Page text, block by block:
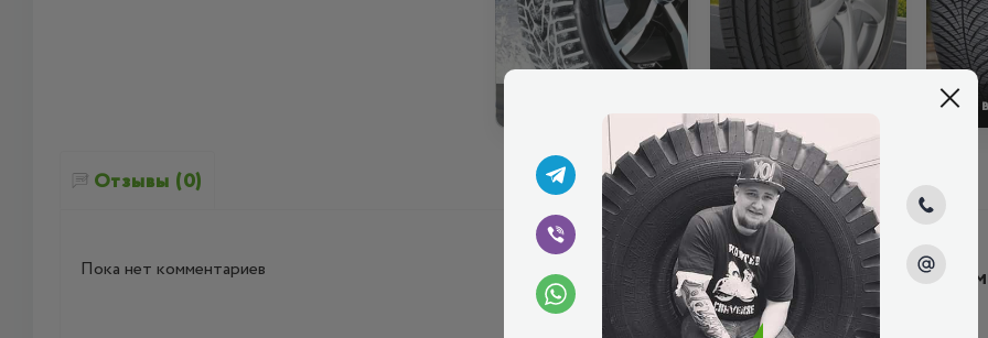
Отзывы (0)
Пока нет комментариев Написать
Имя*